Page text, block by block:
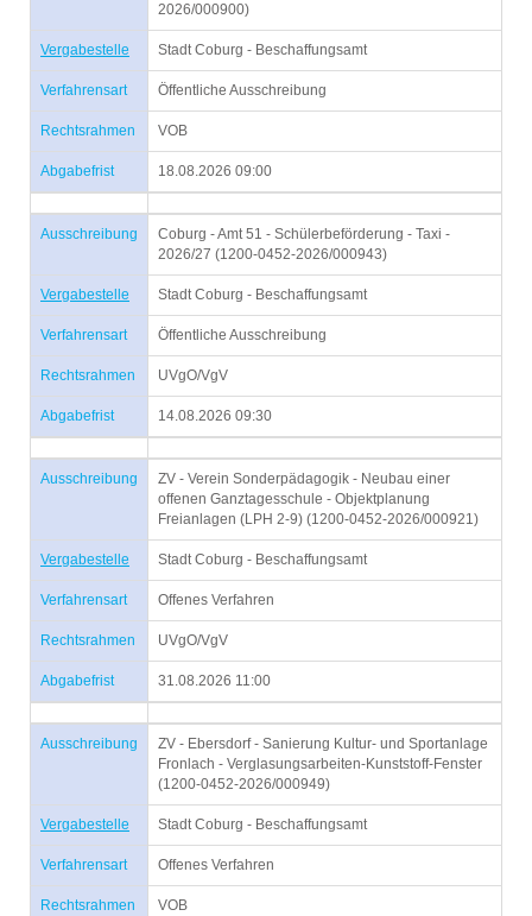
2026/000900)
Vergabestelle Stadt Coburg - Beschaffungsamt
Verfahrensart Öffentliche Ausschreibung
Rechtsrahmen VOB
Abgabefrist 18.08.2026 09:00
Ausschreibung
Coburg - Amt 51 - Schülerbeförderung - Taxi -
2026/27 (1200-0452-2026/000943)
Vergabestelle Stadt Coburg - Beschaffungsamt
Verfahrensart Öffentliche Ausschreibung
Rechtsrahmen UVgO/VgV
Abgabefrist 14.08.2026 09:30
Ausschreibung
ZV - Verein Sonderpädagogik - Neubau einer
offenen Ganztagesschule - Objektplanung
Freianlagen (LPH 2-9) (1200-0452-2026/000921)
Vergabestelle Stadt Coburg - Beschaffungsamt
Verfahrensart Offenes Verfahren
Rechtsrahmen UVgO/VgV
Abgabefrist 31.08.2026 11:00
Ausschreibung
ZV - Ebersdorf - Sanierung Kultur- und Sportanlage
Fronlach - Verglasungsarbeiten-Kunststoff-Fenster
(1200-0452-2026/000949)
Vergabestelle Stadt Coburg - Beschaffungsamt
Verfahrensart Offenes Verfahren
Rechtsrahmen VOB